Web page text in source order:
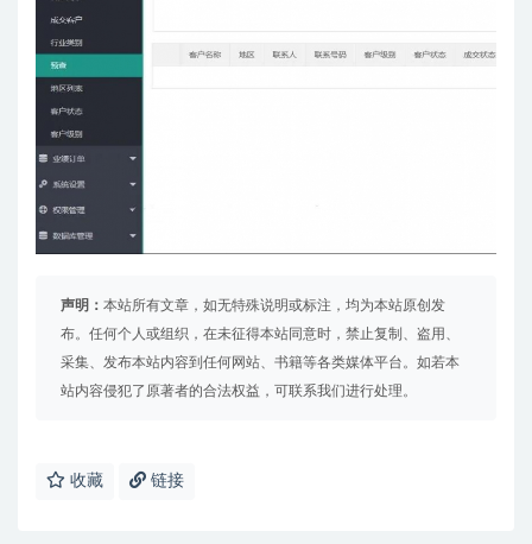
声明： 本站所有文章，如无特殊说明或标注，均为本站原创发
布。任何个人或组织，在未征得本站同意时，禁止复制、盗用、
采集、发布本站内容到任何网站、书籍等各类媒体平台。如若本
站内容侵犯了原著者的合法权益，可联系我们进行处理。
收藏 链接